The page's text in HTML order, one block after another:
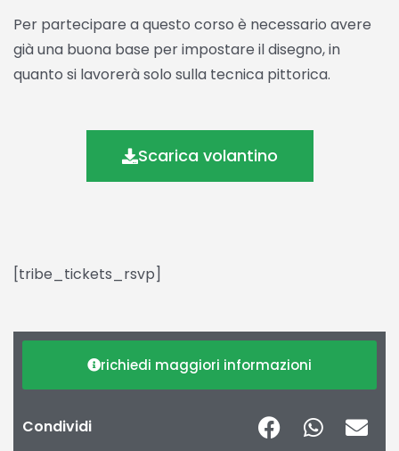
Per partecipare a questo corso è necessario avere
già una buona base per impostare il disegno, in
quanto si lavorerà solo sulla tecnica pittorica.
Scarica volantino
[tribe_tickets_rsvp]
richiedi maggiori informazioni
Condividi